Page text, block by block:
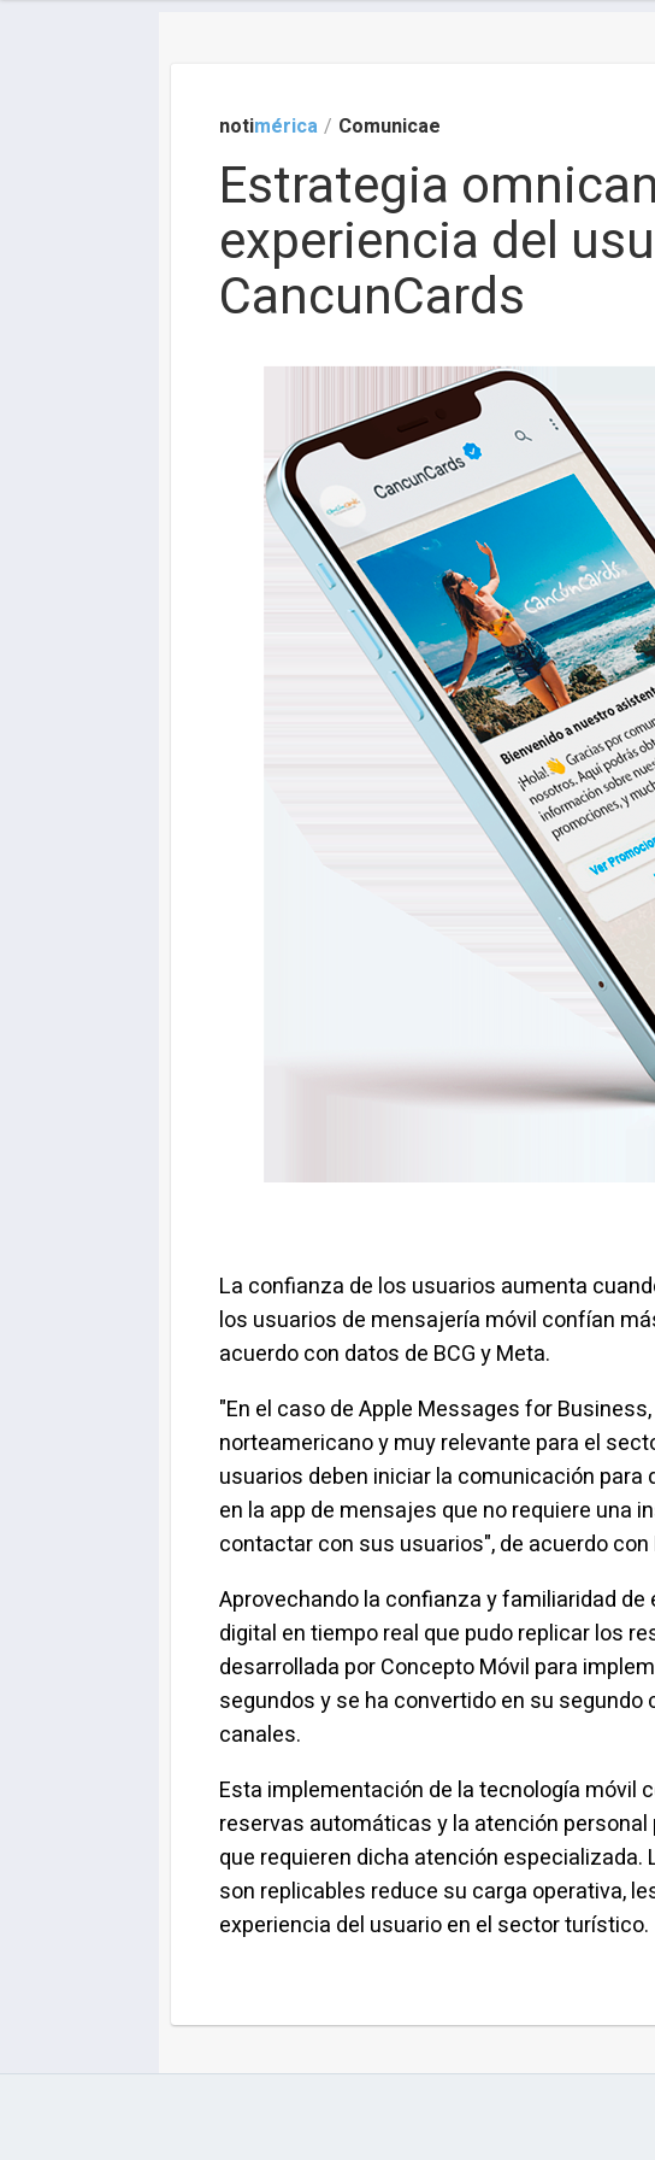
notimérica / Comunicae
Estrategia
experiencia del
CancunCards
La confianza de los usuarios aumenta
los usuarios de mensajería móvil confían
acuerdo con datos de BCG y Meta.
"En el caso de Apple Messages for
norteamericano y muy relevante para el
usuarios deben iniciar la comunicación para
en la app de mensajes que no requiere una
contactar con sus usuarios", de acuerdo
Aprovechando la confianza y familiaridad
digital en tiempo real que pudo replicar los
desarrollada por Concepto Móvil para
segundos y se ha convertido en su
canales.
Esta implementación de la tecnología móvil
reservas automáticas y la atención
que requieren dicha atención
son replicables reduce su carga operativa,
experiencia del usuario en el sector turístico.